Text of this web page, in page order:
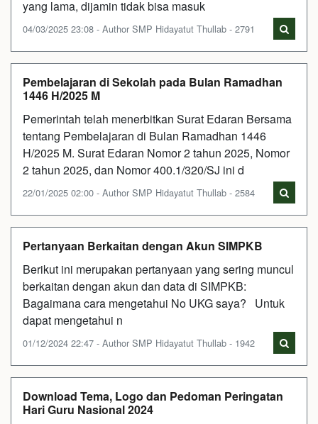
yang lama, dijamin tidak bisa masuk
04/03/2025 23:08 - Author SMP Hidayatut Thullab - 2791
Pembelajaran di Sekolah pada Bulan Ramadhan
1446 H/2025 M
Pemerintah telah menerbitkan Surat Edaran Bersama
tentang Pembelajaran di Bulan Ramadhan 1446
H/2025 M. Surat Edaran Nomor 2 tahun 2025, Nomor
2 tahun 2025, dan Nomor 400.1/320/SJ ini d
22/01/2025 02:00 - Author SMP Hidayatut Thullab - 2584
Pertanyaan Berkaitan dengan Akun SIMPKB
Berikut ini merupakan pertanyaan yang sering muncul
berkaitan dengan akun dan data di SIMPKB:
Bagaimana cara mengetahui No UKG saya? Untuk
dapat mengetahui n
01/12/2024 22:47 - Author SMP Hidayatut Thullab - 1942
Download Tema, Logo dan Pedoman Peringatan
Hari Guru Nasional 2024